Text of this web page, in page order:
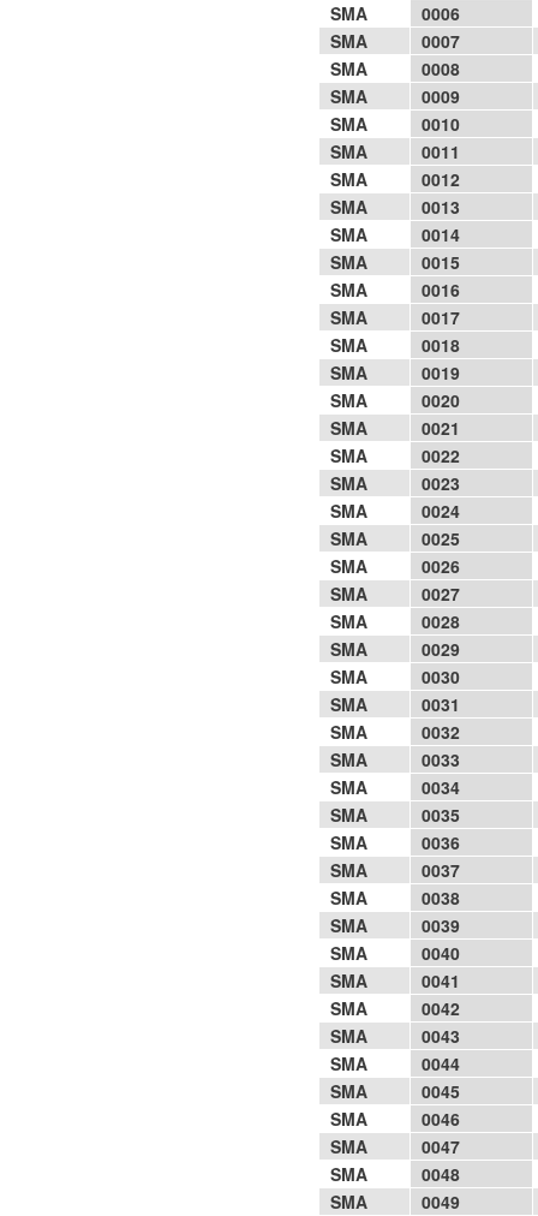
SMA
0006
SMA
0007
SMA
0008
SMA
0009
SMA
0010
SMA
0011
SMA
0012
SMA
0013
SMA
0014
SMA
0015
SMA
0016
SMA
0017
SMA
0018
SMA
0019
SMA
0020
SMA
0021
SMA
0022
SMA
0023
SMA
0024
SMA
0025
SMA
0026
SMA
0027
SMA
0028
SMA
0029
SMA
0030
SMA
0031
SMA
0032
SMA
0033
SMA
0034
SMA
0035
SMA
0036
SMA
0037
SMA
0038
SMA
0039
SMA
0040
SMA
0041
SMA
0042
SMA
0043
SMA
0044
SMA
0045
SMA
0046
SMA
0047
SMA
0048
SMA
0049